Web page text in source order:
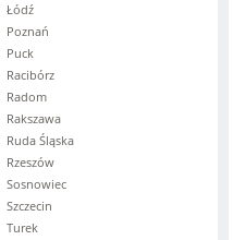
Łódź
Poznań
Puck
Racibórz
Radom
Rakszawa
Ruda Śląska
Rzeszów
Sosnowiec
Szczecin
Turek